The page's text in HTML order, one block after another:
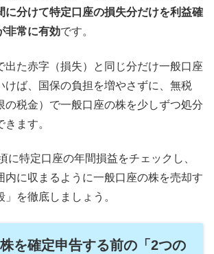
に分けて特定口座の損失分だけを利益確
非常に有効です。
出た赤字（損失）と同じ分だけ一般口座
けば、国保の負担を増やさずに、無税
の税金）で一般口座の株を少しずつ処分
ます。
に特定口座の年間損益をチェックし、
内に収まるように一般口座の株を売却す
を徹底しましょう。
を確定申告する前の「2つの